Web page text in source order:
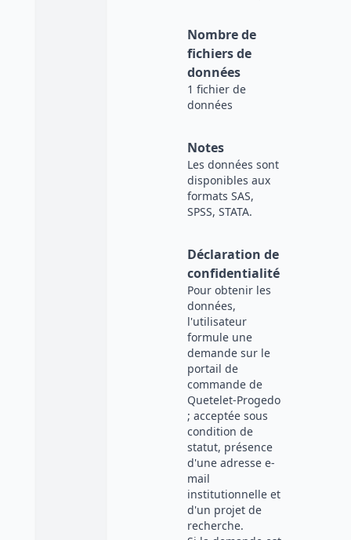
Nombre de
fichiers de
données
1 fichier de
données
Notes
Les données sont
disponibles aux
formats SAS,
SPSS, STATA.
Déclaration de
confidentialité
Pour obtenir les
données,
l'utilisateur
formule une
demande sur le
portail de
commande de
Quetelet-Progedo
; acceptée sous
condition de
statut, présence
d'une adresse e-
mail
institutionnelle et
d'un projet de
recherche.